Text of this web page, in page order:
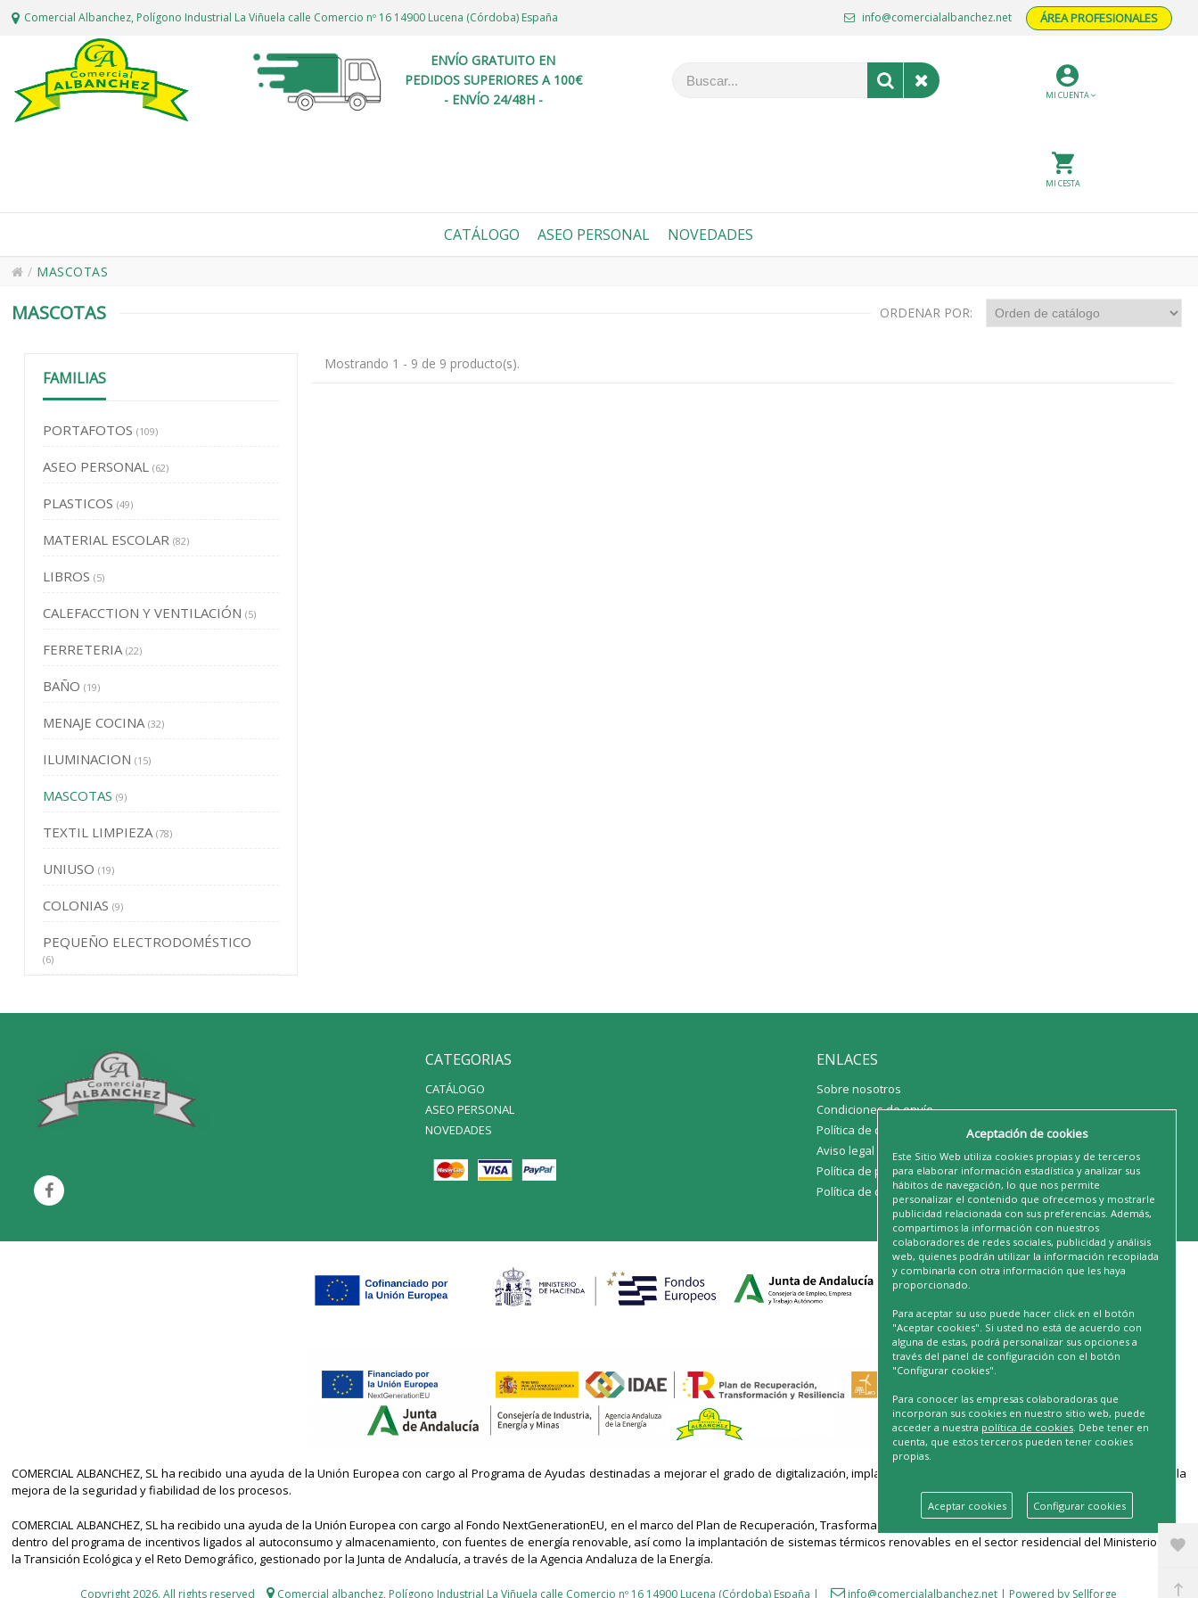
Comercial Albanchez, Polígono Industrial La Viñuela calle Comercio nº 16 14900 Lucena (Córdoba) España ÁREA PROFESIONALES
info@comercialalbanchez.net
ENVÍO GRATUITO EN
PEDIDOS SUPERIORES A 100€
- ENVÍO 24/48H -
MI CUENTA
MI CESTA
CATÁLOGO ASEO PERSONAL NOVEDADES
/ MASCOTAS
MASCOTAS ORDENAR POR:
FAMILIAS
PORTAFOTOS (109)
ASEO PERSONAL (62)
PLASTICOS (49)
MATERIAL ESCOLAR (82)
LIBROS (5)
CALEFACCTION Y VENTILACIÓN (5)
FERRETERIA (22)
BAÑO (19)
MENAJE COCINA (32)
ILUMINACION (15)
MASCOTAS (9)
TEXTIL LIMPIEZA (78)
UNIUSO (19)
COLONIAS (9)
PEQUEÑO ELECTRODOMÉSTICO
(6)
Mostrando 1 - 9 de 9 producto(s).
CATEGORIAS
CATÁLOGO
ASEO PERSONAL
NOVEDADES
ENLACES
Sobre nosotros
Condiciones de envío
Política de devoluciones
Aviso legal
Política de privacidad
Política de cookies
COMERCIAL ALBANCHEZ, SL ha recibido una ayuda de la Unión Europea con cargo al Programa de Ayudas destinadas a mejorar el grado de digitalización, implantación de soluciones para la transformación digital y la
mejora de la seguridad y fiabilidad de los procesos.
COMERCIAL ALBANCHEZ, SL ha recibido una ayuda de la Unión Europea con cargo al Fondo NextGenerationEU, en el marco del Plan de Recuperación, Trasformación y Resiliencia, para el desarrollo de este E-Commerce
dentro del programa de incentivos ligados al autoconsumo y almacenamiento, con fuentes de energía renovable, así como la implantación de sistemas térmicos renovables en el sector residencial del Ministerio para
la Transición Ecológica y el Reto Demográfico, gestionado por la Junta de Andalucía, a través de la Agencia Andaluza de la Energía.
Copyright 2026. All rights reserved Comercial albanchez, Polígono Industrial La Viñuela calle Comercio nº 16 14900 Lucena (Córdoba) España | info@comercialalbanchez.net | Powered by Sellforge
Aceptación de cookies
Este Sitio Web utiliza cookies propias y de terceros
para elaborar información estadística y analizar sus
hábitos de navegación, lo que nos permite
personalizar el contenido que ofrecemos y mostrarle
publicidad relacionada con sus preferencias. Además,
compartimos la información con nuestros
colaboradores de redes sociales, publicidad y análisis
web, quienes podrán utilizar la información recopilada
y combinarla con otra información que les haya
proporcionado.
Para aceptar su uso puede hacer click en el botón
"Aceptar cookies". Si usted no está de acuerdo con
alguna de estas, podrá personalizar sus opciones a
través del panel de configuración con el botón
"Configurar cookies".
Para conocer las empresas colaboradoras que
incorporan sus cookies en nuestro sitio web, puede
acceder a nuestra política de cookies. Debe tener en
cuenta, que estos terceros pueden tener cookies
propias.
Aceptar cookies Configurar cookies